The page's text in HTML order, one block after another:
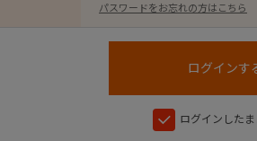
パスワードをお忘れの方はこちら
ログインした